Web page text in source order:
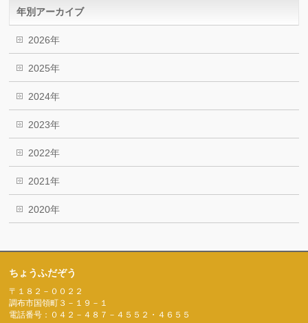
年別アーカイブ
2026年
2025年
2024年
2023年
2022年
2021年
2020年
ちょうふだぞう
〒１８２－００２２
調布市国領町３－１９－１
電話番号：０４２－４８７－４５５２・４６５５